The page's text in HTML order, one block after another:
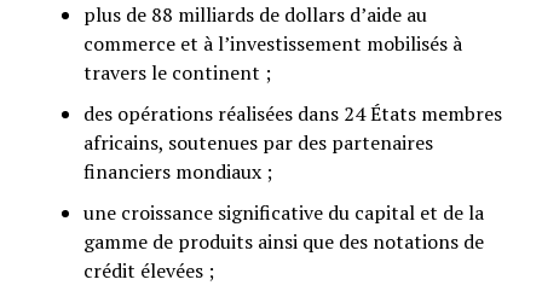
plus de 88 milliards de dollars d’aide au
commerce et à l’investissement mobilisés à
travers le continent ;
des opérations réalisées dans 24 États membres
africains, soutenues par des partenaires
financiers mondiaux ;
une croissance significative du capital et de la
gamme de produits ainsi que des notations de
crédit élevées ;